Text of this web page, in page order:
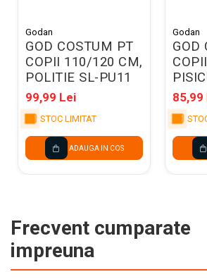
Godan
GOD COSTUM PT
COPII 110/120 CM,
POLITIE SL-PU11
99,99 Lei
STOC LIMITAT
ADAUGA IN COS
Godan
GOD
85,99
Frecvent cumparate
impreuna